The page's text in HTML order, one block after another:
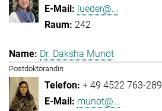
lueder@...
242
Dr. Daksha Munot
Postdoktorandin
+ 49 4522 763-289
munot@...